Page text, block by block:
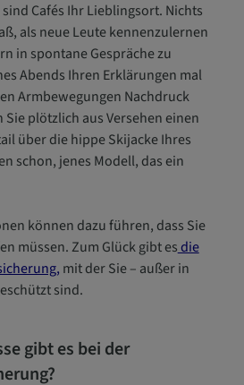
Cafés Ihr Lieblingsort. Nichts
als neue Leute kennenzulernen
in spontane Gespräche zu
Abends Ihren Erklärungen mal
Armbewegungen Nachdruck
plötzlich aus Versehen einen
über die hippe Skijacke Ihres
schon, jenes Modell, das ein
können dazu führen, dass Sie
müssen. Zum Glück gibt esdie
mit der Sie – außer in
sind.
gibt es bei der